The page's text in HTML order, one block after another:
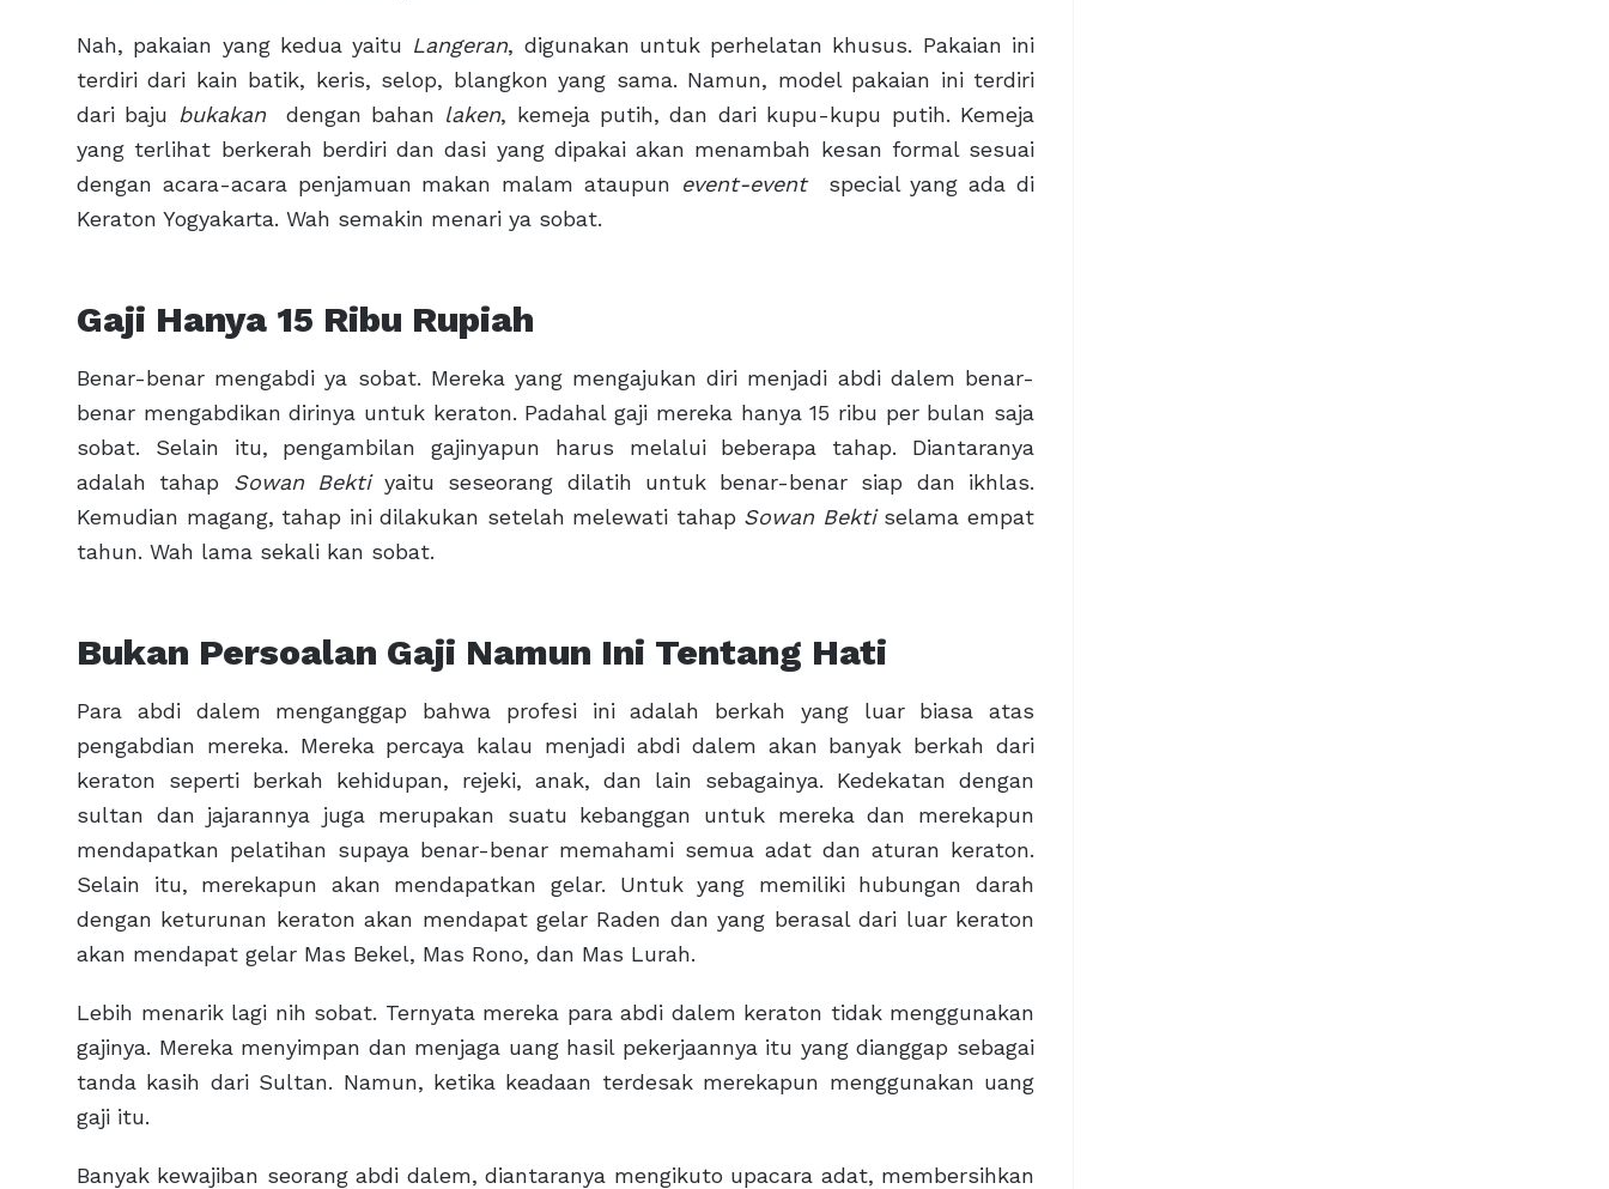
Nah, pakaian yang kedua yaitu Langeran, digunakan untuk perhelatan khusus. Pakaian ini
terdiri dari kain batik, keris, selop, blangkon yang sama. Namun, model pakaian ini terdiri
dari baju bukakan dengan bahan laken, kemeja putih, dan dari kupu-kupu putih. Kemeja
yang terlihat berkerah berdiri dan dasi yang dipakai akan menambah kesan formal sesuai
dengan acara-acara penjamuan makan malam ataupun event-event
special yang ada di
Keraton Yogyakarta. Wah semakin menari ya sobat.
Gaji Hanya 15 Ribu Rupiah
Benar-benar mengabdi ya sobat. Mereka yang mengajukan diri menjadi abdi dalem benar-
benar mengabdikan dirinya untuk keraton. Padahal gaji mereka hanya 15 ribu per bulan saja
sobat. Selain itu, pengambilan gajinyapun harus melalui beberapa tahap. Diantaranya
adalah tahap Sowan Bektiyaitu seseorang dilatih untuk benar-benar siap dan ikhlas.
Kemudian magang, tahap ini dilakukan setelah melewati tahap Sowan Bektiselama empat
tahun. Wah lama sekali kan sobat.
Bukan Persoalan Gaji Namun Ini Tentang Hati
Para abdi dalem menganggap bahwa profesi ini adalah berkah yang luar biasa atas
pengabdian mereka. Mereka percaya kalau menjadi abdi dalem akan banyak berkah dari
keraton seperti berkah kehidupan, rejeki, anak, dan lain sebagainya. Kedekatan dengan
sultan dan jajarannya juga merupakan suatu kebanggan untuk mereka dan merekapun
mendapatkan pelatihan supaya benar-benar memahami semua adat dan aturan keraton.
Selain itu, merekapun akan mendapatkan gelar. Untuk yang memiliki hubungan darah
dengan keturunan keraton akan mendapat gelar Raden dan yang berasal dari luar keraton
akan mendapat gelar Mas Bekel, Mas Rono, dan Mas Lurah.
Lebih menarik lagi nih sobat. Ternyata mereka para abdi dalem keraton tidak menggunakan
gajinya. Mereka menyimpan dan menjaga uang hasil pekerjaannya itu yang dianggap sebagai
tanda kasih dari Sultan. Namun, ketika keadaan terdesak merekapun menggunakan uang
gaji itu.
Banyak kewajiban seorang abdi dalem, diantaranya mengikuto upacara adat, membersihkan